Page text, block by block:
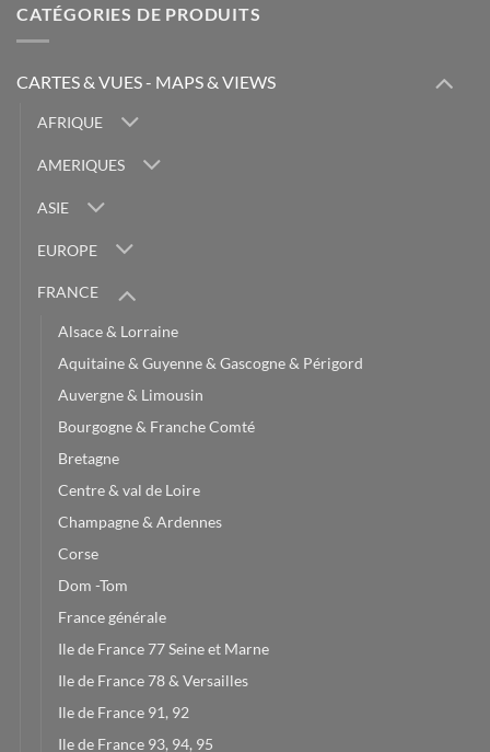
CATÉGORIES DE PRODUITS
CARTES & VUES - MAPS & VIEWS
AFRIQUE
AMERIQUES
ASIE
EUROPE
FRANCE
Alsace & Lorraine
Aquitaine & Guyenne & Gascogne & Périgord
Auvergne & Limousin
Bourgogne & Franche Comté
Bretagne
Centre & val de Loire
Champagne & Ardennes
Corse
Dom -Tom
France générale
Ile de France 77 Seine et Marne
Ile de France 78 & Versailles
Ile de France 91, 92
Ile de France 93, 94, 95